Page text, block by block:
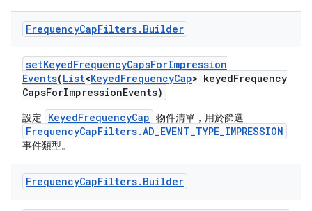
FrequencyCapFilters. Builder
setKeyedFrequencyCapsForImpression
Events(List<KeyedFrequencyCap> keyedFrequency
CapsForImpressionEvents)
設定 KeyedFrequencyCap 物件清單，用於篩選
FrequencyCapFilters.AD_EVENT_TYPE_IMPRESSION
事件類型。
FrequencyCapFilters. Builder